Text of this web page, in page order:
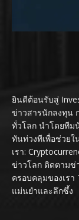
ยินดีต้อนรับสู่
ข่าวสารนักลงทุน
ทั่วโลก นำโดยทีม
ทันท่วงทีเพื่อช่วย
เรา:
ข่าวโลก ติดตามข่
ครอบคลุมของเรา
แม่นยำและลึกซึ้ง